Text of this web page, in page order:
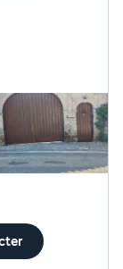
avec ou
extérieur
de
pas à
sur 7